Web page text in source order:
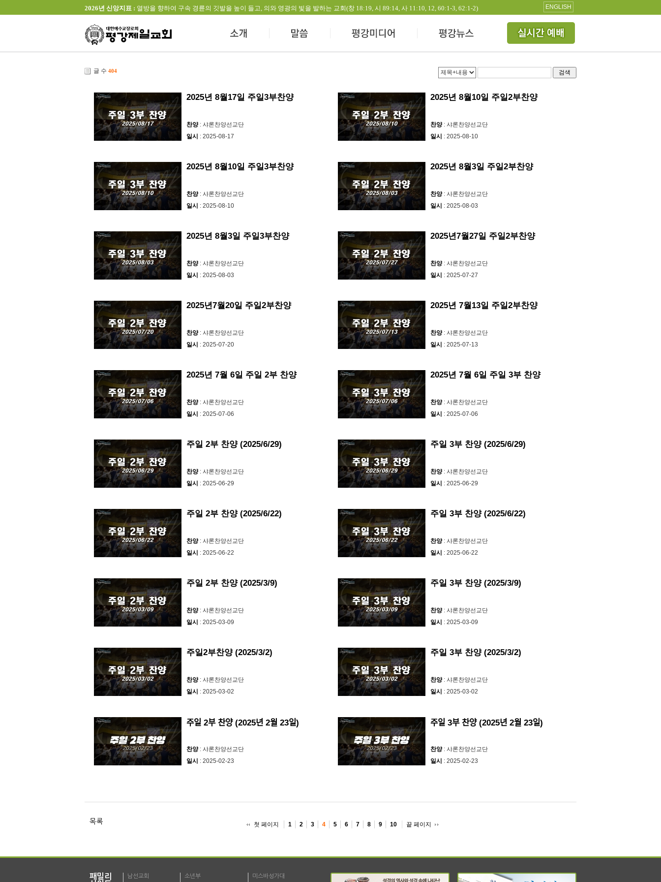
2026년 신앙지표 : 열방을 향하여 구속 경륜의 깃발을 높이 들고, 의와 영광의 빛을 발하는 교회(창 18:19, 시 89:14, 사 11:10, 12, 60:1-3, 62:1-2) ENGLISH
글 수 404 검색
2025년 8월17일 주일3부찬양
찬양: 샤론찬양선교단
일시 : 2025-08-17
2025년 8월10일 주일2부찬양
찬양: 샤론찬양선교단
일시 : 2025-08-10
2025년 8월10일 주일3부찬양
찬양: 샤론찬양선교단
일시 : 2025-08-10
2025년 8월3일 주일2부찬양
찬양: 샤론찬양선교단
일시 : 2025-08-03
2025년 8월3일 주일3부찬양
찬양: 샤론찬양선교단
일시 : 2025-08-03
2025년7월27일 주일2부찬양
찬양: 샤론찬양선교단
일시 : 2025-07-27
2025년7월20일 주일2부찬양
찬양: 샤론찬양선교단
일시 : 2025-07-20
2025년 7월13일 주일2부찬양
찬양: 샤론찬양선교단
일시 : 2025-07-13
2025년 7월 6일 주일 2부 찬양
찬양: 샤론찬양선교단
일시 : 2025-07-06
2025년 7월 6일 주일 3부 찬양
찬양: 샤론찬양선교단
일시 : 2025-07-06
주일 2부 찬양 (2025/6/29)
찬양: 샤론찬양선교단
일시 : 2025-06-29
주일 3부 찬양 (2025/6/29)
찬양: 샤론찬양선교단
일시 : 2025-06-29
주일 2부 찬양 (2025/6/22)
찬양: 샤론찬양선교단
일시 : 2025-06-22
주일 3부 찬양 (2025/6/22)
찬양: 샤론찬양선교단
일시 : 2025-06-22
주일 2부 찬양 (2025/3/9)
찬양: 샤론찬양선교단
일시 : 2025-03-09
주일 3부 찬양 (2025/3/9)
찬양: 샤론찬양선교단
일시 : 2025-03-09
주일2부찬양 (2025/3/2)
찬양: 샤론찬양선교단
일시 : 2025-03-02
주일 3부 찬양 (2025/3/2)
찬양: 샤론찬양선교단
일시 : 2025-03-02
주일 2부 찬양 (2025년 2월 23일)
찬양: 샤론찬양선교단
일시 : 2025-02-23
주일 3부 찬양 (2025년 2월 23일)
찬양: 샤론찬양선교단
일시 : 2025-02-23
목록 첫 페이지 1 2 3 4 5 6 7 8 9 10 끝 페이지
패밀리
남선교회 소년부 미스바성가대